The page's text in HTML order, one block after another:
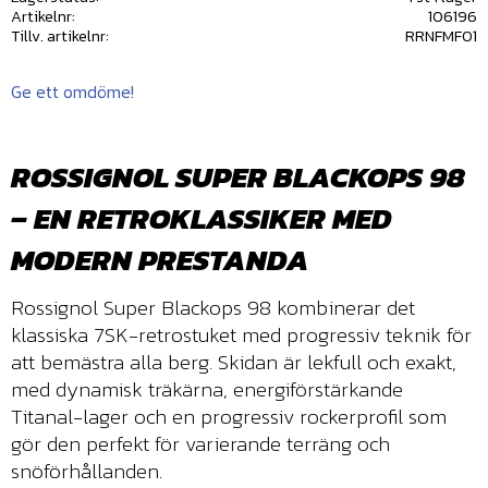
Artikelnr
106196
Tillv. artikelnr
RRNFMF01
Ge ett omdöme!
ROSSIGNOL SUPER BLACKOPS 98
– EN RETROKLASSIKER MED
MODERN PRESTANDA
Rossignol Super Blackops 98 kombinerar det
klassiska 7SK-retrostuket med progressiv teknik för
att bemästra alla berg. Skidan är lekfull och exakt,
med dynamisk träkärna, energiförstärkande
Titanal-lager och en progressiv rockerprofil som
gör den perfekt för varierande terräng och
snöförhållanden.